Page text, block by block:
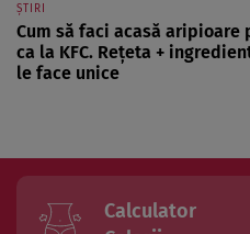
ȘTIRI
Cum să faci acasă aripioare
ca la KFC. Rețeta +
le face unice
Calculator